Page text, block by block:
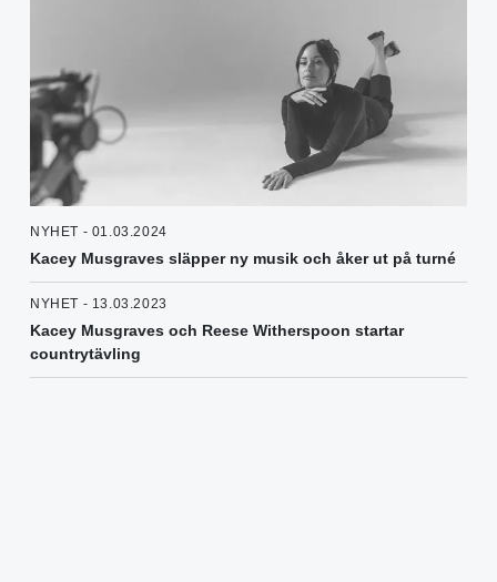
NYHET - 01.03.2024
Kacey Musgraves släpper ny musik och åker ut på turné
NYHET - 13.03.2023
Kacey Musgraves och Reese Witherspoon startar
countrytävling